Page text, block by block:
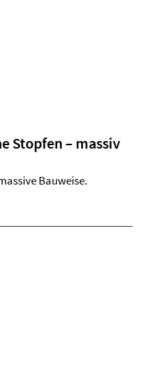
Stopfen – massiv
Bauweise.